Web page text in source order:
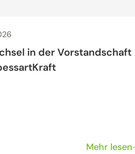
in der Vorstandschaft
Mehr lesen